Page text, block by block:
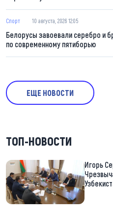
Спорт 10 августа, 2026 12:05
Белорусы завоевали серебро и
по современному пятиборью
ЕЩЕ НОВОСТИ
ТОП-НОВОСТИ
Игорь